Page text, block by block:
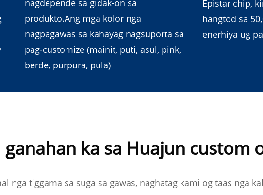
nagdepende sa gidak-on sa
produkto.Ang mga kolor nga
nagpagawas sa kahayag nagsuporta sa
pag-customize (mainit, puti, asul, pink,
berde, purpura, pula)
Epistar chip,
hangtod sa
enerhiya ug
ganahan ka sa Huajun custom
nga tiggama sa suga sa gawas, naghatag kami og taas nga